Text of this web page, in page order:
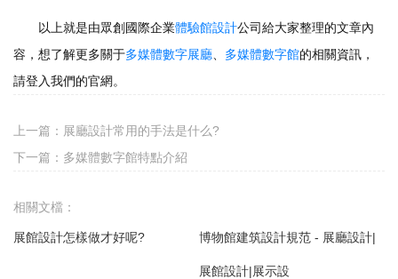
以上就是由眾創國際企業體驗館設計公司給大家整理的文章內
容，想了解更多關于多媒體數字展廳 多媒體數字館的相關資訊，
請登入我們的官網。
上一篇： 展廳設計常用的手法是什么?
下一篇： 多媒體數字館特點介紹
相關文檔：
展館設計怎樣做才好呢? 博物館建筑設計規范 - 展廳設計|
展館設計|展示設